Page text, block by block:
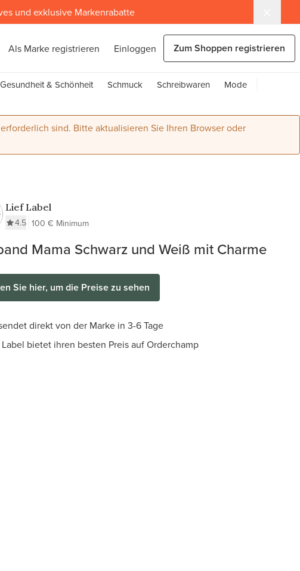
und exklusive Markenrabatte
Als Marke registrieren Einloggen Zum Shoppen registrieren
Gesundheit & Schönheit Schmuck Schreibwaren
Mode
sind. Bitte aktualisieren Sie Ihren Browser oder
Lief Label
4.5 100 € Minimum
Mama Schwarz und Weiß mit Charme
Sie hier, um die Preise zu sehen
direkt von der Marke in 3-6 Tage
bietet ihren besten Preis auf Orderchamp